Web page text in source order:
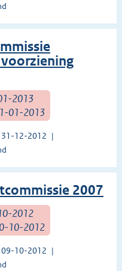
2013
01-2013
12-2012
2007
2012
10-2012
10-2012